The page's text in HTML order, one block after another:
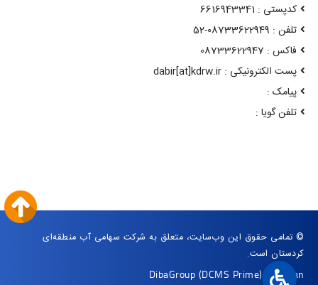
کدپستی : 6616943341
تلفن : 08733622949-52
فاکس : 08733622947
پست الکترونیکی : dabir[at]kdrw.ir
پیامک :
تلفن گویا :
© تمامی حقوق این وب‌سایت، متعلق به شرکت سهامی آب منطقه‌ای
کردستان است.
DibaGroup (DCMS Prime)|Arvan